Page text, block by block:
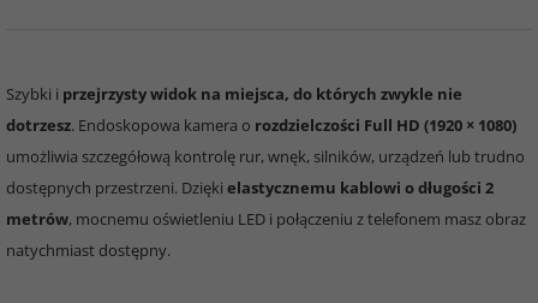
Szybki i przejrzysty widok na miejsca, do których zwykle nie
dotrzesz. Endoskopowa kamera o rozdzielczości Full HD (1920 × 1080)
umożliwia szczegółową kontrolę rur, wnęk, silników, urządzeń lub trudno
dostępnych przestrzeni. Dzięki elastycznemu kablowi o długości 2
metrów, mocnemu oświetleniu LED i połączeniu z telefonem masz obraz
natychmiast dostępny.